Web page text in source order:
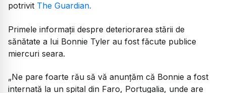
potrivit The Guardian.
Primele informații despre deteriorarea stării de
sănătate a lui Bonnie Tyler au fost făcute publice
miercuri seara.
„Ne pare foarte rău să vă anunțăm că Bonnie a fost
internată la un spital din Faro, Portugalia, unde are